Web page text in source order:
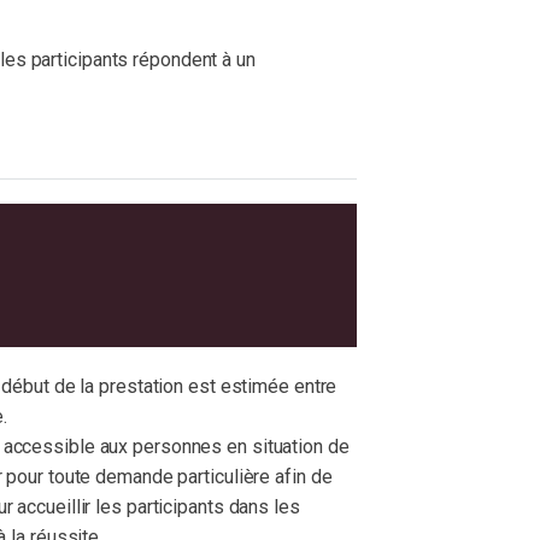
de formation soit adaptée et
dynamiques professionnelles
du Travail).
de pratiques, complétés de supports et
adaptés aux besoins et au
et/ou digitalisé : Débriefing des
des actions menées.
pédagogique et d’échanges dédiée à
participants répondent à un
de la prestation est estimée entre
aux personnes en situation de
toute demande particulière afin de
accueillir les participants dans les